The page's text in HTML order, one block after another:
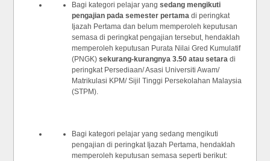
Bagi kategori pelajar yangsedang mengikuti
pengajian pada semester pertama di peringkat
Ijazah Pertama dan belum memperoleh keputusan
semasa di peringkat pengajian tersebut, hendaklah
memperoleh keputusan Purata Nilai Gred Kumulatif
(PNGK)sekurang-kurangnya 3.50 atau setara di
peringkat Persediaan/ Asasi Universiti Awam/
Matrikulasi KPM/ Sijil Tinggi Persekolahan Malaysia
(STPM).
Bagi kategori pelajar yang sedang mengikuti
pengajian di peringkat Ijazah Pertama, hendaklah
memperoleh keputusan semasa seperti berikut: